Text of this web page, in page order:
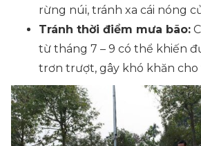
rừng núi, tránh xa cái nóng
Tránh thời điểm mưa bão:
từ tháng 7 – 9 có thể khiến
trơn trượt, gây khó khăn cho